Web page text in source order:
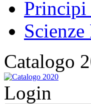
Principi
Catalogo
Login